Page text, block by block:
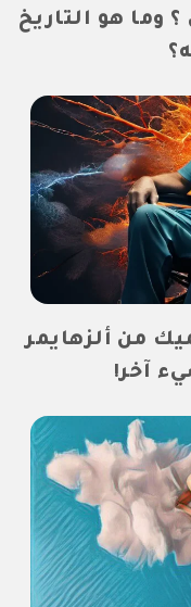
وما هو التاريخ
من ألزهايمر
آخر!